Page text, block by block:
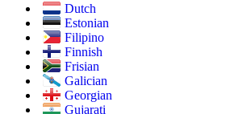
Dutch
Estonian
Filipino
Finnish
Frisian
Galician
Georgian
Gujarati